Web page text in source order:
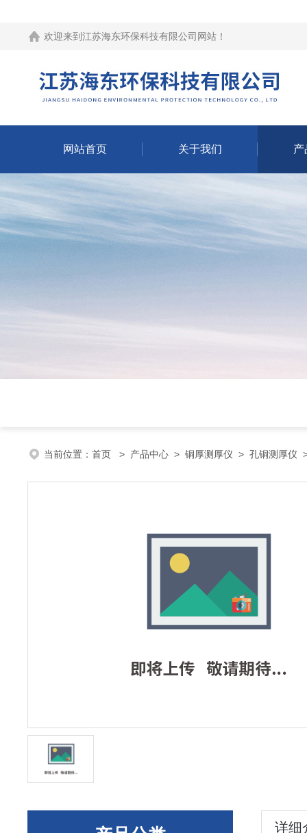
欢迎来到江苏海东环保科技有限公司网站！
网站首页 关于我们 产
当前位置： 首页 > 产品中心 > 铜厚测厚仪 > 孔铜测厚仪
详细